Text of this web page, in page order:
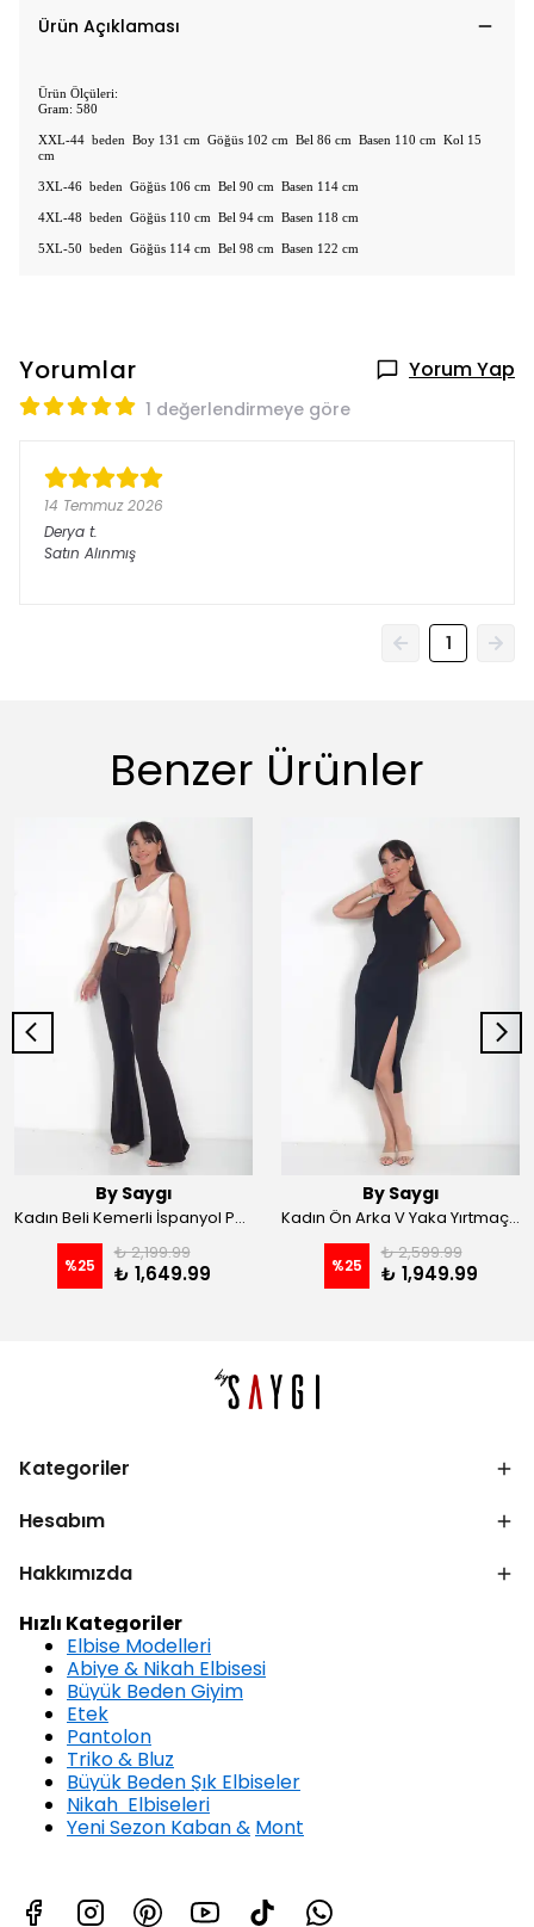
Ürün Açıklaması
Ürün Ölçüleri:
Gram: 580
XXL-44 beden Boy 131 cm Göğüs 102 cm Bel 86 cm Basen 110 cm Kol 15
cm
3XL-46 beden Göğüs 106 cm Bel 90 cm Basen 114 cm
4XL-48 beden Göğüs 110 cm Bel 94 cm Basen 118 cm
5XL-50 beden Göğüs 114 cm Bel 98 cm Basen 122 cm
Yorumlar Yorum Yap
1 değerlendirmeye göre
14 Temmuz 2026
Derya t.
Satın Alınmış
1
Benzer Ürünler
By Saygı
Kadın Beli Kemerli İspanyol Paça Likralı Krep Pantolon - Kahve
%25
₺ 2,199.99
₺ 1,649.99
By Saygı
Kadın Ön Arka V Yaka Yırtmaçlı Likralı Scuba Midi Elbise - Siyah
%25
₺ 2,599.99
₺ 1,949.99
Kategoriler
Hesabım
Hakkımızda
Hızlı Kategoriler
Elbise Modelleri
Abiye & Nikah Elbisesi
Büyük Beden Giyim
Etek
Pantolon
Triko & Bluz
Büyük Beden Şık Elbiseler
Nikah Elbiseleri
Yeni Sezon Kaban & Mont